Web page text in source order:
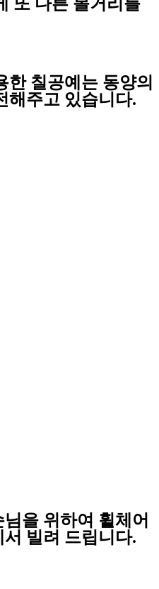
한 칠공예는 동양의
해주고 있습니다.
을 위하여 휠체어
빌려 드립니다.